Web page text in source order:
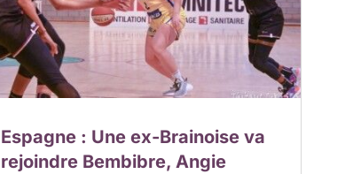
Espagne : Une ex-Brainoise va
rejoindre Bembibre, Angie